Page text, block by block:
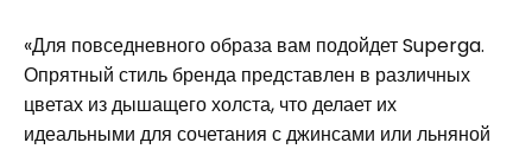
«Для повседневного образа вам подойдет Superga.
Опрятный стиль бренда представлен в различных
цветах из дышащего холста, что делает их
идеальными для сочетания с джинсами или льняной